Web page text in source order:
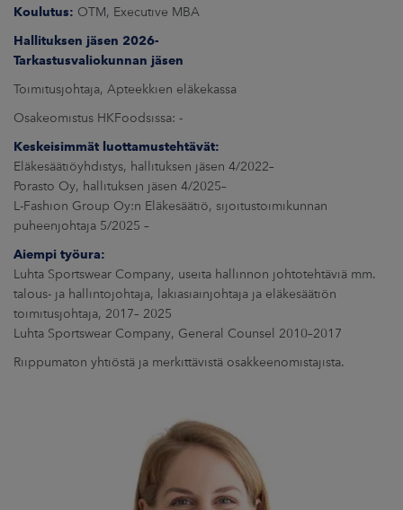
Koulutus: OTM, Executive MBA
Hallituksen jäsen 2026-
Tarkastusvaliokunnan jäsen
Toimitusjohtaja, Apteekkien eläkekassa
Osakeomistus HKFoodsissa: -
Keskeisimmät luottamustehtävät:
Eläkesäätiöyhdistys, hallituksen jäsen 4/2022–
Porasto Oy, hallituksen jäsen 4/2025–
L-Fashion Group Oy:n Eläkesäätiö, sijoitustoimikunnan
puheenjohtaja 5/2025 –
Aiempi työura:
Luhta Sportswear Company, useita hallinnon johtotehtäviä mm.
talous- ja hallintojohtaja, lakiasiainjohtaja ja eläkesäätiön
toimitusjohtaja, 2017– 2025
Luhta Sportswear Company, General Counsel 2010–2017
Riippumaton yhtiöstä ja merkittävistä osakkeenomistajista.